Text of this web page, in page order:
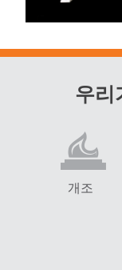
우리
개조